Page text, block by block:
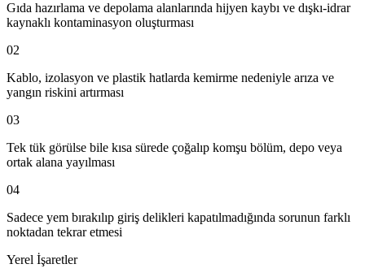
Gıda hazırlama ve depolama alanlarında hijyen kaybı ve dışkı-idrar
kaynaklı kontaminasyon oluşturması
02
Kablo, izolasyon ve plastik hatlarda kemirme nedeniyle arıza ve
yangın riskini artırması
03
Tek tük görülse bile kısa sürede çoğalıp komşu bölüm, depo veya
ortak alana yayılması
04
Sadece yem bırakılıp giriş delikleri kapatılmadığında sorunun farklı
noktadan tekrar etmesi
Yerel İşaretler